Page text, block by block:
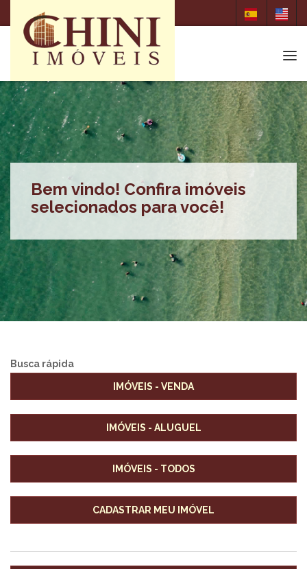
Bem vindo! Confira imóveis
selecionados para você!
Busca rápida
IMÓVEIS - VENDA
IMÓVEIS - ALUGUEL
IMÓVEIS - TODOS
CADASTRAR MEU IMÓVEL